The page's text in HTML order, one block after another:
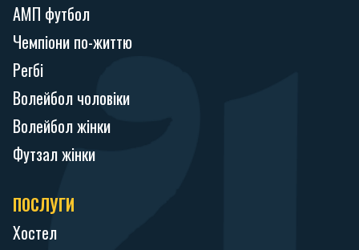
АМП футбол
Чемпіони по-життю
Регбі
Волейбол чоловіки
Волейбол жінки
Футзал жінки
ПОСЛУГИ
Хостел